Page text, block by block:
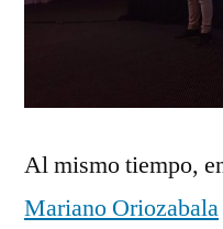
Al mismo tiempo,
Mariano Oriozabala